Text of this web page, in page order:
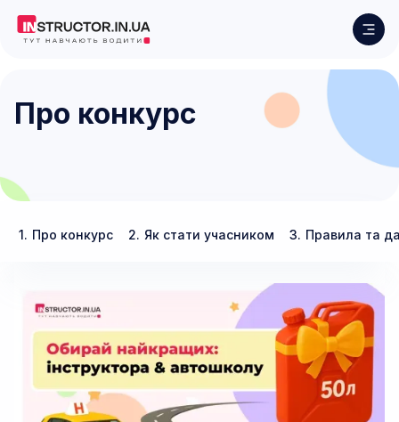
Про конкурс
1. Про конкурс 2. Як стати учасником 3. Правила та